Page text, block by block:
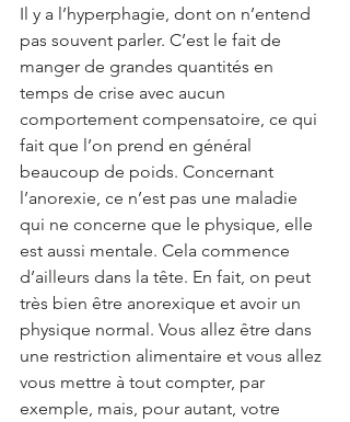
Il y a l’hyperphagie, dont on n’entend
pas souvent parler. C’est le fait de
manger de grandes quantités en
temps de crise avec aucun
comportement compensatoire, ce qui
fait que l’on prend en général
beaucoup de poids. Concernant
l’anorexie, ce n’est pas une maladie
qui ne concerne que le physique, elle
est aussi mentale. Cela commence
d’ailleurs dans la tête. En fait, on peut
très bien être anorexique et avoir un
physique normal. Vous allez être dans
une restriction alimentaire et vous allez
vous mettre à tout compter, par
exemple, mais, pour autant, votre